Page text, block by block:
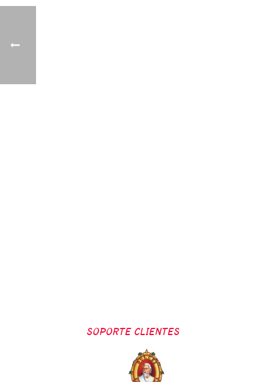
SOPORTE CLIENTES